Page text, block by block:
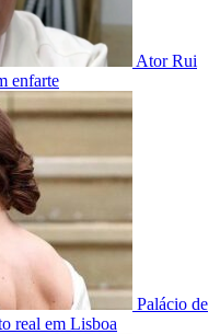
Ator Rui
enfarte
Palácio de
real em Lisboa